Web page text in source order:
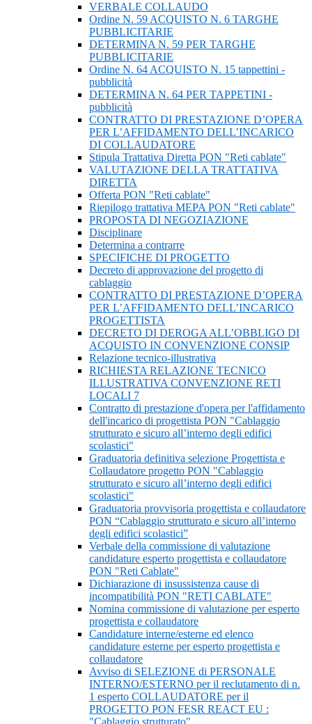
VERBALE COLLAUDO
Ordine N. 59 ACQUISTO N. 6 TARGHE
PUBBLICITARIE
DETERMINA N. 59 PER TARGHE
PUBBLICITARIE
Ordine N. 64 ACQUISTO N. 15 tappettini -
pubblicità
DETERMINA N. 64 PER TAPPETINI -
pubblicità
CONTRATTO DI PRESTAZIONE D’OPERA
PER L’AFFIDAMENTO DELL’INCARICO
DI COLLAUDATORE
Stipula Trattativa Diretta PON "Reti cablate"
VALUTAZIONE DELLA TRATTATIVA
DIRETTA
Offerta PON "Reti cablate"
Riepilogo trattativa MEPA PON "Reti cablate"
PROPOSTA DI NEGOZIAZIONE
Disciplinare
Determina a contrarre
SPECIFICHE DI PROGETTO
Decreto di approvazione del progetto di
cablaggio
CONTRATTO DI PRESTAZIONE D’OPERA
PER L’AFFIDAMENTO DELL’INCARICO
PROGETTISTA
DECRETO DI DEROGA ALL’OBBLIGO DI
ACQUISTO IN CONVENZIONE CONSIP
Relazione tecnico-illustrativa
RICHIESTA RELAZIONE TECNICO
ILLUSTRATIVA CONVENZIONE RETI
LOCALI 7
Contratto di prestazione d'opera per l'affidamento
dell'incarico di progettista PON "Cablaggio
strutturato e sicuro all’interno degli edifici
scolastici"
Graduatoria definitiva selezione Progettista e
Collaudatore progetto PON "Cablaggio
strutturato e sicuro all’interno degli edifici
scolastici"
Graduatoria provvisoria progettista e collaudatore
PON “Cablaggio strutturato e sicuro all’interno
degli edifici scolastici”
Verbale della commissione di valutazione
candidature esperto progettista e collaudatore
PON "Reti Cablate"
Dichiarazione di insussistenza cause di
incompatibilità PON "RETI CABLATE"
Nomina commissione di valutazione per esperto
progettista e collaudatore
Candidature interne/esterne ed elenco
candidature esterne per esperto progettista e
collaudatore
Avviso di SELEZIONE di PERSONALE
INTERNO/ESTERNO per il reclutamento di n.
1 esperto COLLAUDATORE per il
PROGETTO PON FESR REACT EU :